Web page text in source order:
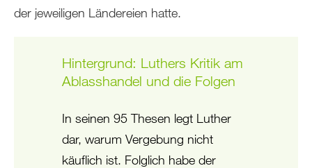
der jeweiligen Ländereien hatte.
Hintergrund: Luthers Kritik am
Ablasshandel und die Folgen
In seinen 95 Thesen legt Luther
dar, warum Vergebung nicht
käuflich ist. Folglich habe der